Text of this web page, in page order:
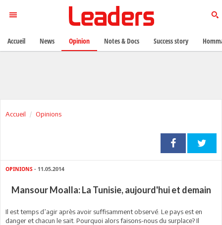
Accueil Opinions
OPINIONS - 11.05.2014
Mansour Moalla: La Tunisie, aujourd'hui et demain
Il est temps d’agir après avoir suffisamment observé. Le pays est en
danger et chacun le sait. Pourquoi alors faisons-nous du surplace? Il
Accueil News Opinion Notes & Docs Success story